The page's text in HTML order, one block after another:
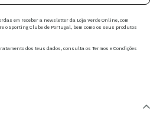
em receber a newsletter da Loja Verde Online, com
o Sporting Clube de Portugal, bem como os seus produtos
dos teus dados, consulta os Termos e Condições